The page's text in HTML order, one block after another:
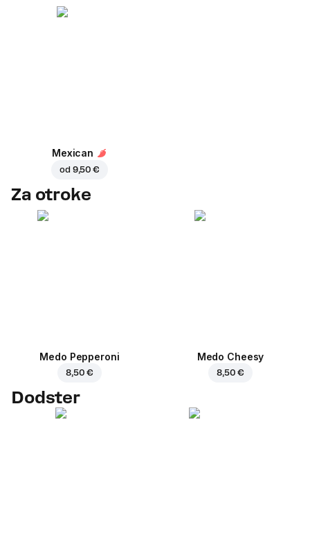
Mexican
od 9,50 €
Za otroke
Medo Pepperoni
8,50 €
Medo Cheesy
8,50 €
Dodster